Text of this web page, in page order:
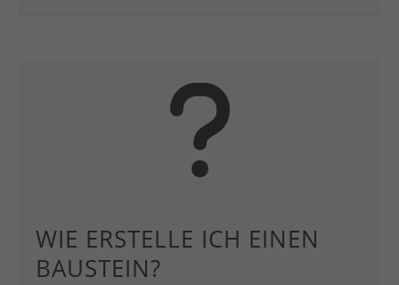
WIE ERSTELLE ICH EINEN
BAUSTEIN?